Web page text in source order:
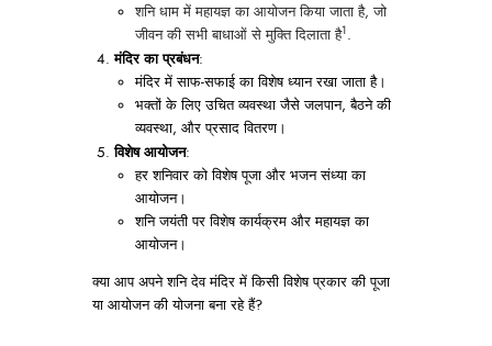
शनि धाम में महायज्ञ का आयोजन किया जाता है, जो
जीवन की सभी बाधाओं से मुक्ति दिलाता है1.
मंदिर का प्रबंधन:
मंदिर में साफ-सफाई का विशेष ध्यान रखा जाता है।
भक्तों के लिए उचित व्यवस्था जैसे जलपान, बैठने की
व्यवस्था, और प्रसाद वितरण।
विशेष आयोजन:
हर शनिवार को विशेष पूजा और भजन संध्या का
आयोजन।
शनि जयंती पर विशेष कार्यक्रम और महायज्ञ का
आयोजन।
क्या आप अपने शनि देव मंदिर में किसी विशेष प्रकार की पूजा
या आयोजन की योजना बना रहे हैं?